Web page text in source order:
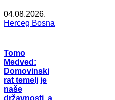
04.08.2026.
Herceg Bosna
Tomo
Medved:
Domovinski
rat temelj je
naše
državnosti, a